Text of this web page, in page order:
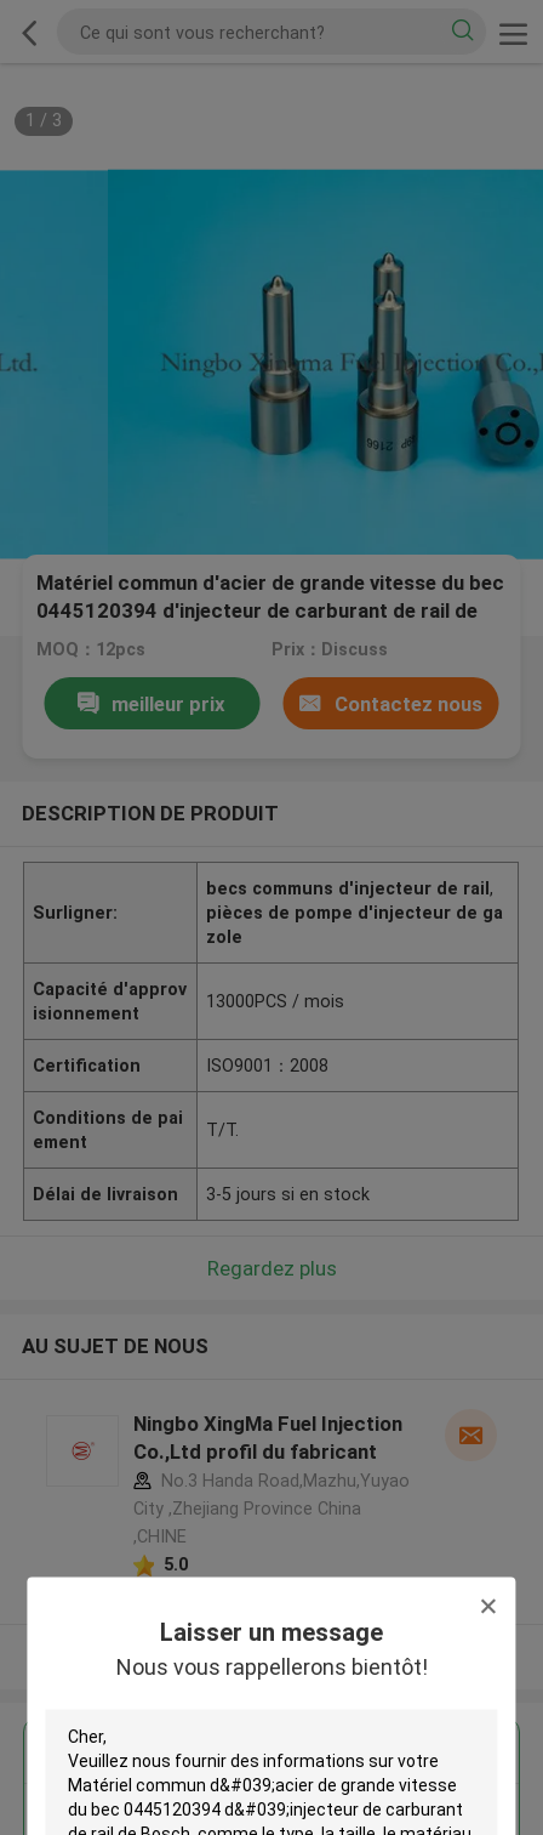
Laisser un message
Nous vous rappellerons bientôt!
1 / 3
Matériel commun d'acier de grande vitesse du bec
0445120394 d'injecteur de carburant de rail de
Bosch
MOQ：12pcs Prix：Discuss
meilleur prix Contactez nous
DESCRIPTION DE PRODUIT
Surligner:
becs communs d'injecteur de rail,
pièces de pompe d'injecteur de ga
zole
Capacité d'approv
isionnement
13000PCS / mois
Certification ISO9001：2008
Conditions de pai
ement
T/T.
Délai de livraison 3-5 jours si en stock
Regardez plus
AU SUJET DE NOUS
Ningbo XingMa Fuel Injection
Co.,Ltd profil du fabricant
No.3 Handa Road,Mazhu,Yuyao
City ,Zhejiang Province China
,CHINE
5.0
Regardez plus
Matériel commun d'acier de